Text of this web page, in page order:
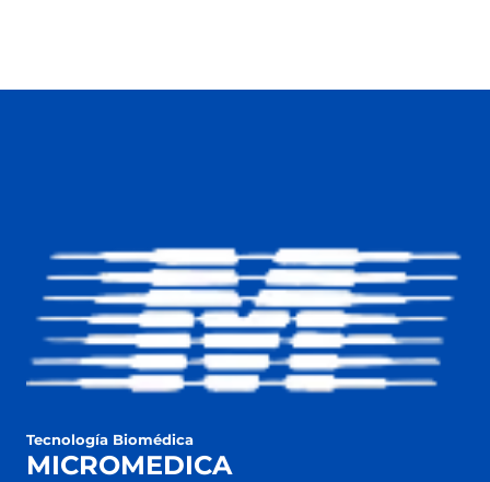
Tecnología Biomédica
MICROMEDICA